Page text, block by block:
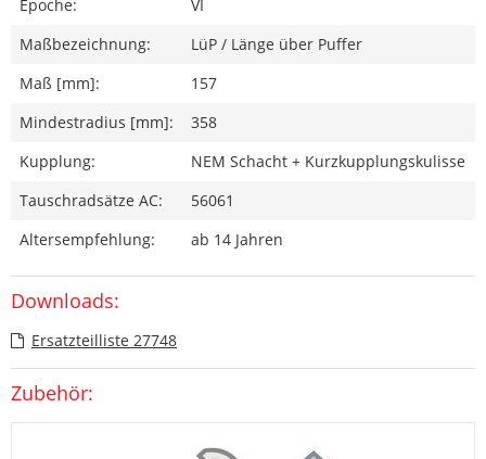
Epoche:
VI
Maßbezeichnung:
LüP / Länge über Puffer
Maß [mm]:
157
Mindestradius [mm]:
358
Kupplung:
NEM Schacht + Kurzkupplungskulisse
Tauschradsätze AC:
56061
Altersempfehlung:
ab 14 Jahren
Downloads:
Ersatzteilliste 27748
Zubehör: